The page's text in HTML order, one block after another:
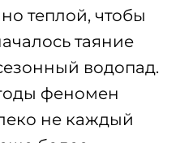
теплой, чтобы
таяние
водопад.
феномен
не каждый